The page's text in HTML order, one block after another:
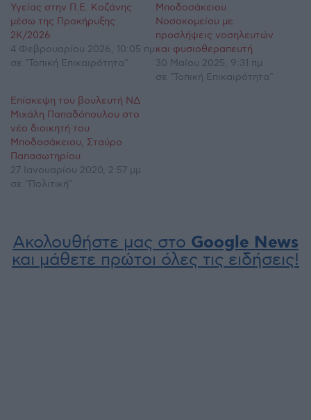
Υγείας στην Π.Ε. Κοζάνης
μέσω της Προκήρυξης
2Κ/2026
4 Φεβρουαρίου 2026, 10:05 πμ
σε "Τοπική Επικαιρότητα"
Μποδοσάκειου
Νοσοκομείου με
προσλήψεις νοσηλευτών
και φυσιοθεραπευτή
30 Μαΐου 2025, 9:31 πμ
σε "Τοπική Επικαιρότητα"
Επίσκεψη του βουλευτή ΝΔ
Μιχάλη Παπαδόπουλου στο
νέο διοικητή του
Μποδοσάκειου, Σταύρο
Παπασωτηρίου
27 Ιανουαρίου 2020, 2:57 μμ
σε "Πολιτική"
Ακολουθήστε μας στο Google News
και μάθετε πρώτοι όλες τις ειδήσεις!